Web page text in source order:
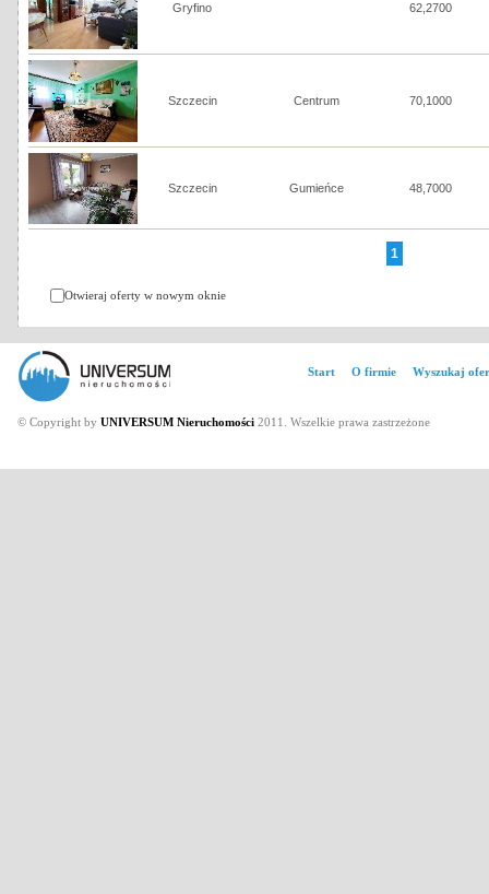
Gryfino 62,2700
Szczecin Centrum 70,1000
Szczecin Gumieńce 48,7000
1
Otwieraj oferty w nowym oknie
Start O firmie Wyszukaj
© Copyright by UNIVERSUM Nieruchomości 2011. Wszelkie prawa zastrzeżone